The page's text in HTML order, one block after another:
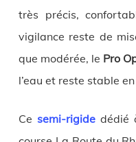
très précis,
vigilance reste de
que modérée, le Pro
l’eau et reste stable
Ce semi-rigidedédié